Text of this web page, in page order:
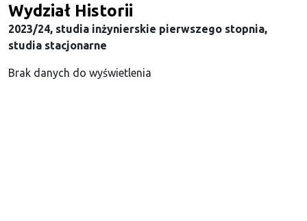
Wydział Historii
2023/24, studia inżynierskie pierwszego stopnia,
studia stacjonarne
Brak danych do wyświetlenia